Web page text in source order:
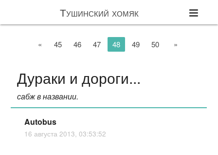
Тушинский хомяк
« 45 46 47 48 49 50 »
Дураки и дороги...
сабж в названии.
Autobus
16 августа 2013, 03:53:52